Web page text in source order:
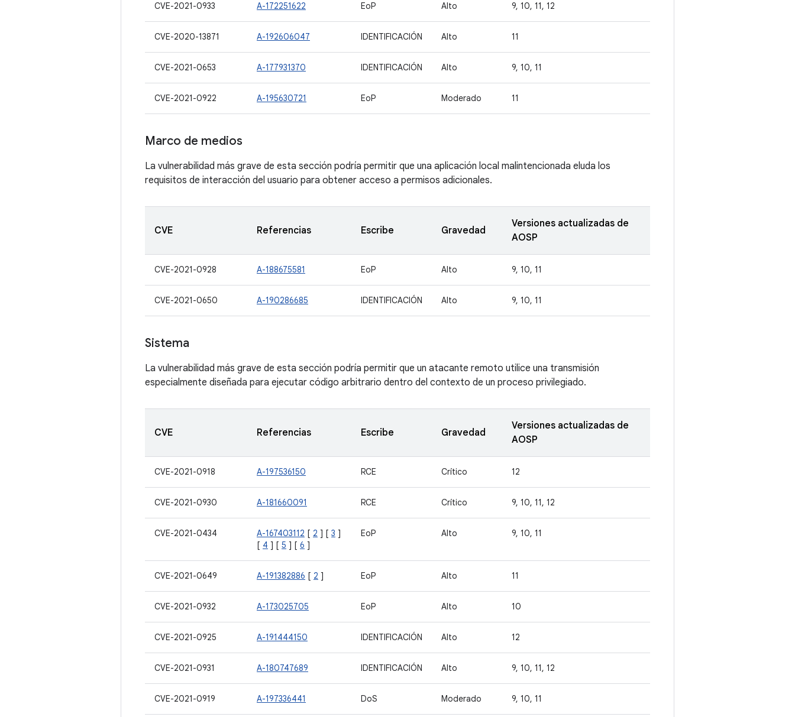
CVE-2021-0933 A-172251622 EoP Alto 9, 10, 11, 12
CVE-2020-13871 A-192606047 IDENTIFICACIÓN Alto 11
CVE-2021-0653 A-177931370 IDENTIFICACIÓN Alto 9, 10, 11
CVE-2021-0922 A-195630721 EoP Moderado 11
Marco de medios
La vulnerabilidad más grave de esta sección podría permitir que una aplicación local malintencionada eluda los
requisitos de interacción del usuario para obtener acceso a permisos adicionales.
CVE Referencias Escribe Gravedad
Versiones actualizadas de
AOSP
CVE-2021-0928 A-188675581 EoP Alto 9, 10, 11
CVE-2021-0650 A-190286685 IDENTIFICACIÓN Alto 9, 10, 11
Sistema
La vulnerabilidad más grave de esta sección podría permitir que un atacante remoto utilice una transmisión
especialmente diseñada para ejecutar código arbitrario dentro del contexto de un proceso privilegiado.
CVE Referencias Escribe Gravedad
Versiones actualizadas de
AOSP
CVE-2021-0918 A-197536150 RCE Crítico 12
CVE-2021-0930 A-181660091 RCE Crítico 9, 10, 11, 12
CVE-2021-0434 A-167403112 [ 2 ] [ 3 ]
[ 4 ] [ 5 ] [ 6 ]
EoP Alto 9, 10, 11
CVE-2021-0649 A-191382886 [ 2 ] EoP Alto 11
CVE-2021-0932 A-173025705 EoP Alto 10
CVE-2021-0925 A-191444150 IDENTIFICACIÓN Alto 12
CVE-2021-0931 A-180747689 IDENTIFICACIÓN Alto 9, 10, 11, 12
CVE-2021-0919 A-197336441 DoS Moderado 9, 10, 11